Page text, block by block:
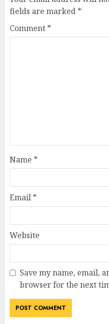
fields are marked *
Comment *
Name *
Email *
Website
Save my name, email,
browser for the next